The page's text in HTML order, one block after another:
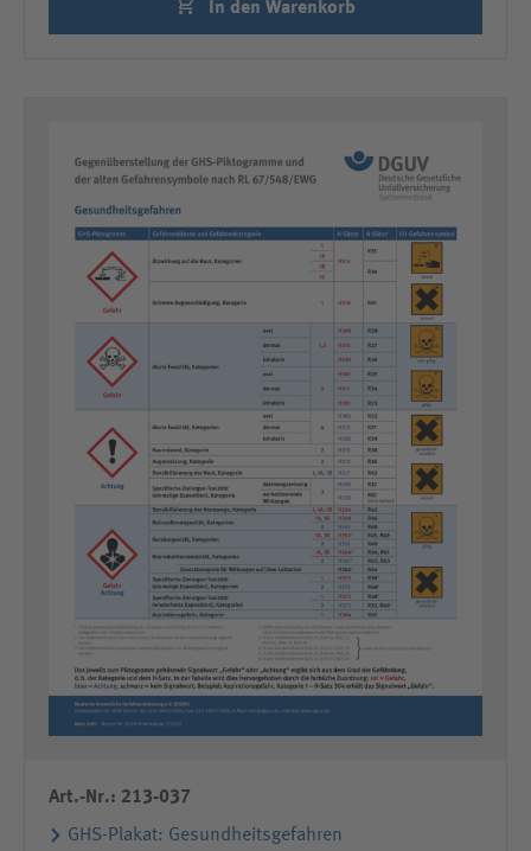
In den Warenkorb
Art.-Nr.: 213-037
GHS-Plakat: Gesundheitsgefahren